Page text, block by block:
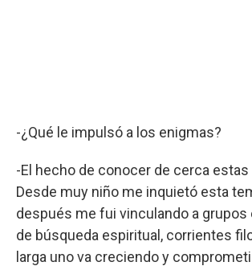
-¿Qué le impulsó a los enigmas?
-El hecho de conocer de cerca estas
Desde muy niño me inquietó esta
después me fui vinculando a grupos
de búsqueda espiritual, corrientes
larga uno va creciendo y